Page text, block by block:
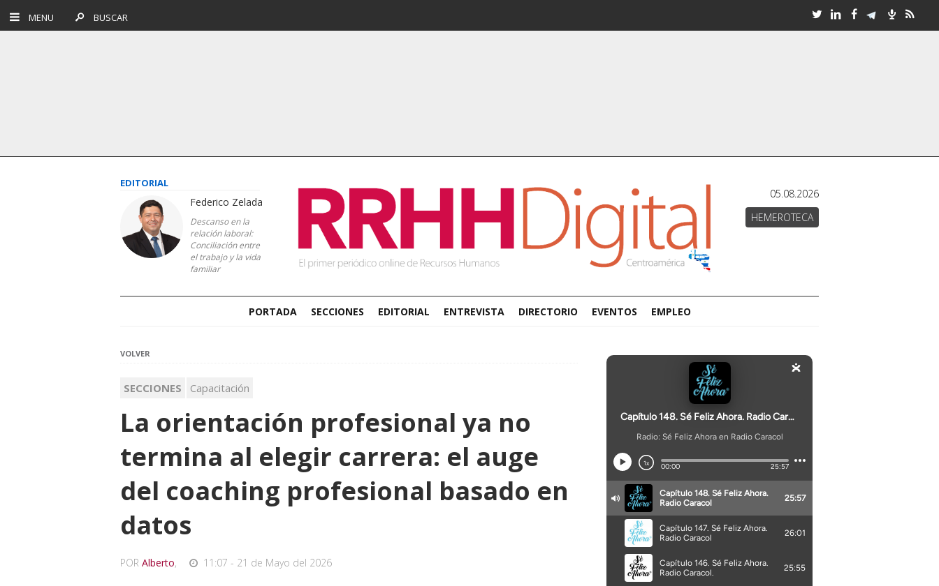
MENU BUSCAR
EDITORIAL
Federico Zelada
Descanso en la
relación laboral:
Conciliación entre
el trabajo y la vida
familiar
05.08.2026
HEMEROTECA
PORTADA SECCIONES EDITORIAL ENTREVISTA DIRECTORIO EVENTOS EMPLEO
VOLVER
SECCIONES Capacitación
La orientación profesional ya no
termina al elegir carrera: el auge
del coaching profesional basado en
datos
POR Alberto, 11:07 - 21 de Mayo del 2026